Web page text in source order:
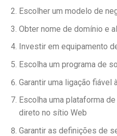
Escolher um modelo de
Obter nome de domínio e
Investir em equipamento
Escolha um programa de
Garantir uma ligação fiável
Escolha uma plataforma
direto no sítio Web
Garantir as definições de